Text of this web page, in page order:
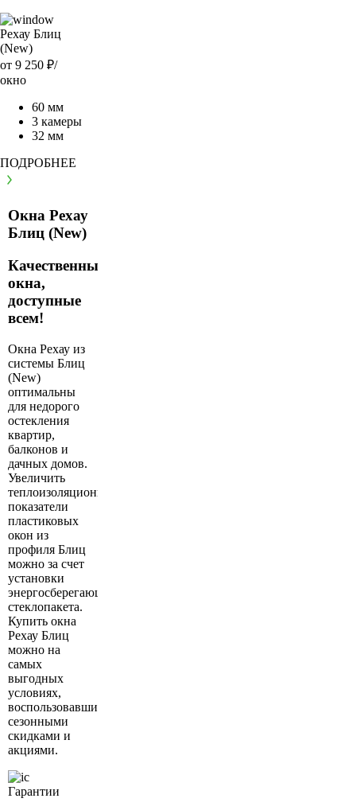
Рехау Блиц
(New)
от 9 250 ₽/
окно
60 мм
3 камеры
32 мм
ПОДРОБНЕЕ
Окна Рехау
Блиц (New)
Качественные
окна,
доступные
всем!
Окна Рехау из
системы Блиц
(New)
оптимальны
для недорого
остекления
квартир,
балконов и
дачных домов.
Увеличить
теплоизоляционные
показатели
пластиковых
окон из
профиля Блиц
можно за счет
установки
энергосберегающего
стеклопакета.
Купить окна
Рехау Блиц
можно на
самых
выгодных
условиях,
воспользовавшись
сезонными
скидками и
акциями.
Гарантии